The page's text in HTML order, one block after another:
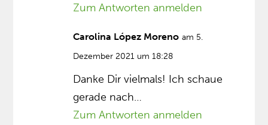
Zum Antworten anmelden
Carolina López Moreno am 5.
Dezember 2021 um 18:28
Danke Dir vielmals! Ich schaue
gerade nach…
Zum Antworten anmelden